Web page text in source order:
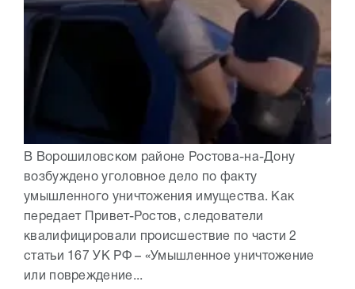
В Ворошиловском районе Ростова-на-Дону
возбуждено уголовное дело по факту
умышленного уничтожения имущества. Как
передает Привет-Ростов, следователи
квалифицировали происшествие по части 2
статьи 167 УК РФ – «Умышленное уничтожение
или повреждение...